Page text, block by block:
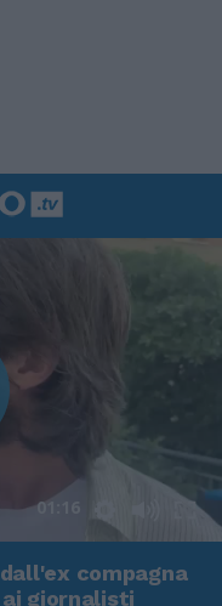
01:16
compagna
giornalisti